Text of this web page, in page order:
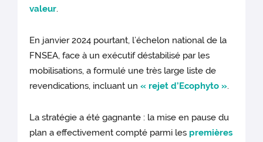
valeur.
En janvier 2024 pourtant, l’échelon national de la
FNSEA, face à un exécutif déstabilisé par les
mobilisations, a formulé une très large liste de
revendications, incluant un« rejet d’Ecophyto ».
La stratégie a été gagnante : la mise en pause du
plan a effectivement compté parmi les premières